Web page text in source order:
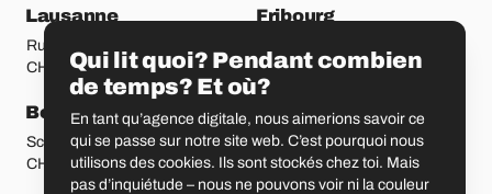
Nos bureaux
Lausanne
Rue Etraz 4
CH-1003 Lausanne
Fribourg
CH-1700 Fribourg
Berne
Schmiedenplatz 5
CH-3011 Berne
Bâle
Sattelgasse 4
CH-4051 Bâle
Qui lit quoi? Pendant combien
de temps? Et où?
En tant qu’agence digitale, nous aimerions savoir ce
qui se passe sur notre site web. C’est pourquoi nous
utilisons des cookies. Ils sont stockés chez toi. Mais
pas d’inquiétude – nous ne pouvons voir ni la couleur